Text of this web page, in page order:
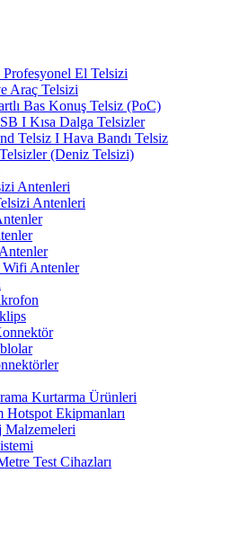
El Telsizi
Araç Telsizi
Bas Konuş Telsiz (PoC)
I Kısa Dalga Telsizler
Telsiz I Hava Bandı Telsiz
(Deniz Telsizi)
Antenleri
Antenleri
Antenler
Kurtarma Ürünleri
Hotspot Ekipmanları
Malzemeleri
Test Cihazları